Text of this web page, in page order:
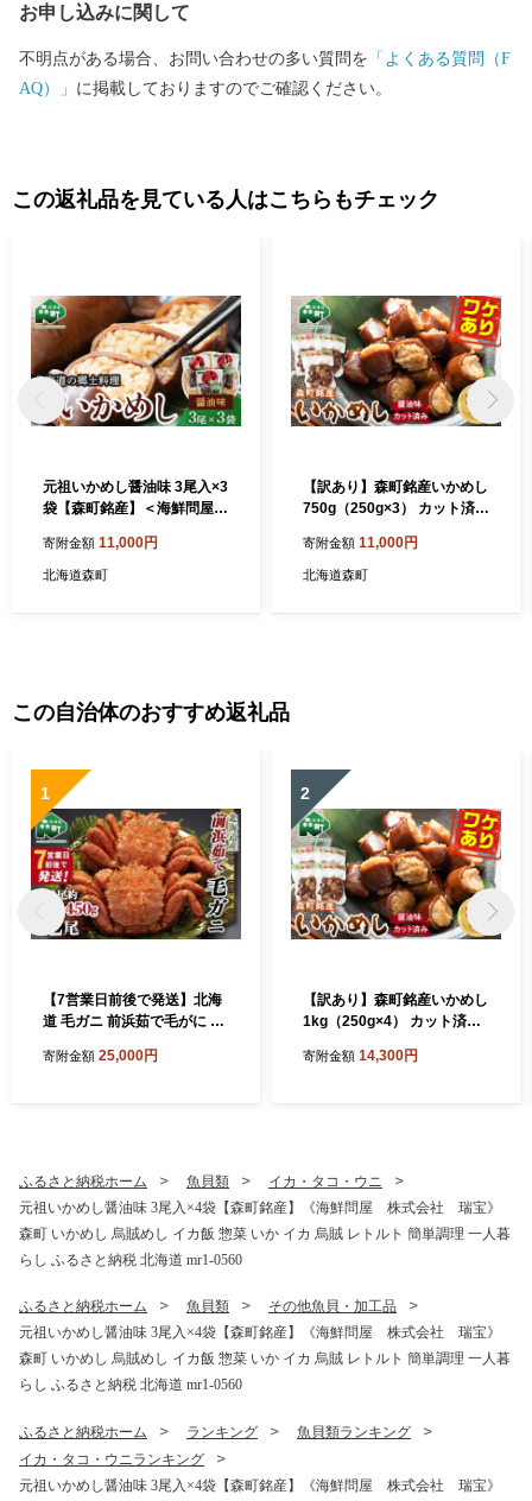
お申し込みに関して
不明点がある場合、お問い合わせの多い質問を 「よくある質問（F
AQ）」 に掲載しておりますのでご確認ください。
この返礼品を見ている人はこちらもチェック
元祖いかめし醤油味 3尾入×3
袋【森町銘産】＜海鮮問屋
めし 醤油 イカ飯 いか飯 加工
品 惣菜 魚介類 ふるさと納税
寄附金額 11,000円
北海道森町
【訳あり】森町銘産いかめし
750g（250g×3） カット済み
シ》 森町 いかめし 烏賊めし
イカ飯 惣菜 いか イカ 烏賊
寄附金額 11,000円
北海道森町
この自治体のおすすめ返礼品
1
【7営業日前後で発送】北海
道 毛ガニ 前浜茹で毛がに 約
蟹 ガニ がに 森町 毛蟹 毛か
寄附金額 25,000円
2
【訳あり】森町銘産いかめし
1kg（250g×4） カット済み
シ》 森町 いかめし 烏賊めし
寄附金額 14,300円
ふるさと納税ホーム 魚貝類
イカ・タコ・ウニ
元祖いかめし醤油味 3尾入×4袋【森町銘産】《海鮮問屋 株式会社 瑞宝》
森町 いかめし 烏賊めし イカ飯 惣菜 いか イカ 烏賊 レトルト 簡単調理 一人暮
らし ふるさと納税 北海道 mr1-0560
ふるさと納税ホーム 魚貝類
その他魚貝・加工品
元祖いかめし醤油味 3尾入×4袋【森町銘産】《海鮮問屋 株式会社 瑞宝》
森町 いかめし 烏賊めし イカ飯 惣菜 いか イカ 烏賊 レトルト 簡単調理 一人暮
らし ふるさと納税 北海道 mr1-0560
ふるさと納税ホーム ランキング
魚貝類ランキング
イカ・タコ・ウニランキング
元祖いかめし醤油味 3尾入×4袋【森町銘産】《海鮮問屋 株式会社 瑞宝》